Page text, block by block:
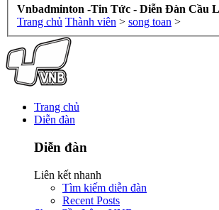
Vnbadminton -Tin Tức - Diễn Đàn Cầu
Trang chủ Thành viên > song toan >
Trang chủ
Diễn đàn
Diễn đàn
Liên kết nhanh
Tìm kiếm diễn đàn
Recent Posts